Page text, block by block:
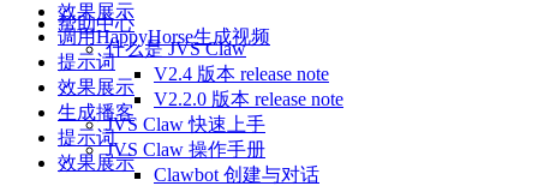
帮助中心
什么是 JVS Claw
V2.4 版本 release note
V2.2.0 版本 release note
JVS Claw 快速上手
JVS Claw 操作手册
Clawbot 创建与对话
效果展示
调用HappyHorse生成视频
提示词
效果展示
生成播客
提示词
效果展示